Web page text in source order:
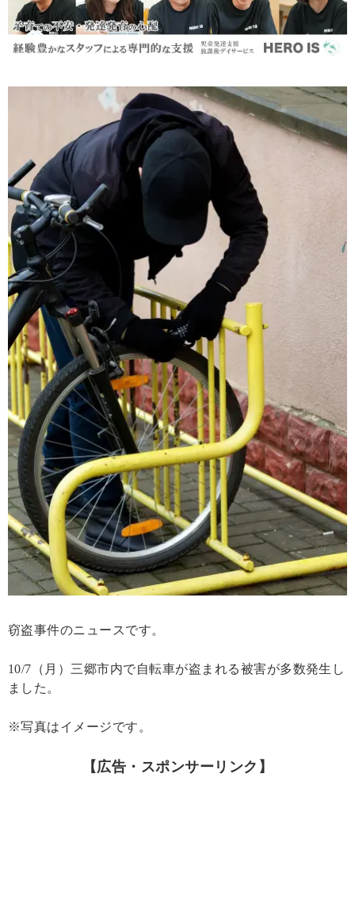
窃盗事件のニュースです。
10/7（月）三郷市内で自転車が盗まれる被害が多数発生し
ました。
※写真はイメージです。
【広告・スポンサーリンク】